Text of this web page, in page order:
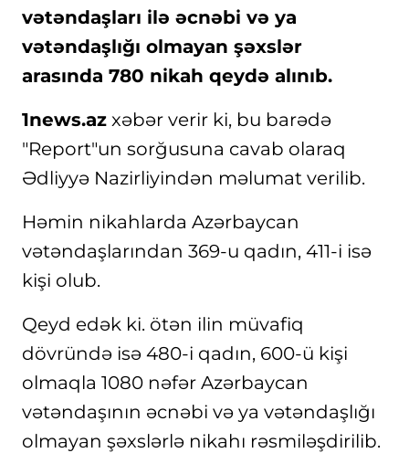
vətəndaşları ilə əcnəbi və ya
vətəndaşlığı olmayan şəxslər
arasında 780 nikah qeydə alınıb.
1news.az xəbər verir ki, bu barədə
"Report"un sorğusuna cavab olaraq
Ədliyyə Nazirliyindən məlumat verilib.
Həmin nikahlarda Azərbaycan
vətəndaşlarından 369-u qadın, 411-i isə
kişi olub.
Qeyd edək ki. ötən ilin müvafiq
dövründə isə 480-i qadın, 600-ü kişi
olmaqla 1080 nəfər Azərbaycan
vətəndaşının əcnəbi və ya vətəndaşlığı
olmayan şəxslərlə nikahı rəsmiləşdirilib.